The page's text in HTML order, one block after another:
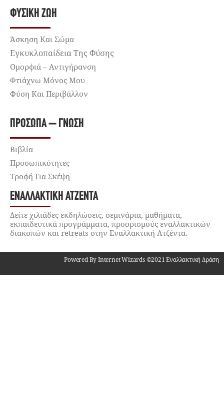
ΦΥΣΙΚΉ ΖΩΉ
Άσκηση Και Σώμα
Εγκυκλοπαίδεια Της Φύσης
Ομορφιά – Αντιγήρανση
Φτιάχνω Μόνος Μου
Φύση Και Περιβάλλον
ΠΡΌΣΩΠΑ – ΓΝΏΣΗ
Βιβλία
Προσωπικότητες
Τροφή Για Σκέψη
ΕΝΑΛΛΑΚΤΙΚΉ ΑΤΖΈΝΤΑ
Δείτε χιλιάδες εκδηλώσεις, σεμινάρια, μαθήματα,
εκπαιδευτικά προγράμματα, προορισμούς εναλλακτικών
διακοπών και retreats στην Εναλλακτική Ατζέντα.
Powered By Internet Wizards ©2021 Εναλλακτική Δράση